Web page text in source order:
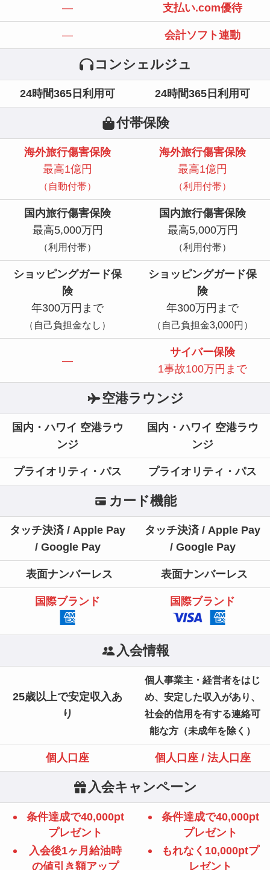
— 支払い.com優待
— 会計ソフト連動
コンシェルジュ
24時間365日利用可 24時間365日利用可
付帯保険
海外旅行傷害保険
最高1億円
（自動付帯）
海外旅行傷害保険
最高1億円
（利用付帯）
国内旅行傷害保険
最高5,000万円
（利用付帯）
国内旅行傷害保険
最高5,000万円
（利用付帯）
ショッピングガード保
険
年300万円まで
（自己負担金なし）
ショッピングガード保
険
年300万円まで
（自己負担金3,000円）
—
サイバー保険
1事故100万円まで
空港ラウンジ
国内・ハワイ 空港ラウ
ンジ
国内・ハワイ 空港ラウ
ンジ
プライオリティ・パス プライオリティ・パス
カード機能
タッチ決済 / Apple Pay
/ Google Pay
タッチ決済 / Apple Pay
/ Google Pay
表面ナンバーレス 表面ナンバーレス
国際ブランド 国際ブランド
入会情報
25歳以上で安定収入あ
り
個人事業主・経営者をはじ
め、安定した収入があり、
社会的信用を有する連絡可
能な方（未成年を除く）
個人口座 個人口座 / 法人口座
入会キャンペーン
条件達成で40,000pt
プレゼント
入会後1ヶ月給油時
の値引き額アップ
条件達成で40,000pt
プレゼント
もれなく10,000ptプ
レゼント